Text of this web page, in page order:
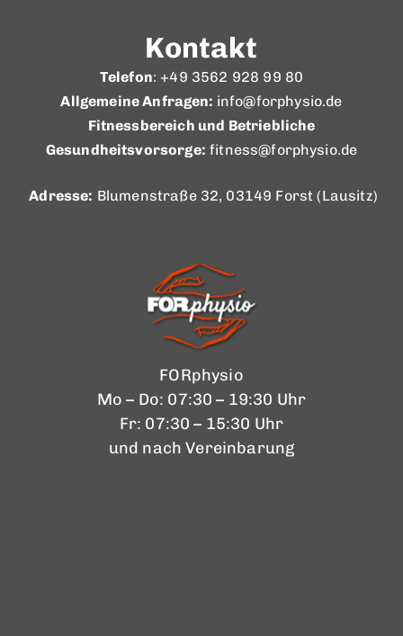
Kontakt
Telefon: +49 3562 928 99 80
Allgemeine Anfragen: info@forphysio.de
Fitnessbereich und Betriebliche
Gesundheitsvorsorge: fitness@forphysio.de
Adresse: Blumenstraße 32, 03149 Forst (Lausitz)
FORphysio
Mo – Do: 07:30 – 19:30 Uhr
Fr: 07:30 – 15:30 Uhr
und nach Vereinbarung